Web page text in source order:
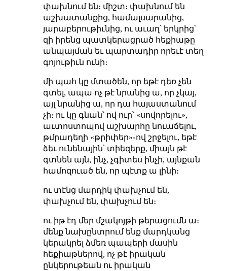
փախնում են։ միշտ։ փախնում են
աշխատանքից, համալսարանից,
յարաբերութիւնից, ու աւաղ՝ երկրից՝
զի իրենց պատկերացրած հեքիաթը
անպայման եւ պարտադիր որեւէ տեղ
գոյութիւն ունի։
մի պահ կը մտածեն, որ եթէ դեռ չեն
գտել, ապա ոչ թէ նրանից ա, որ չկայ,
այլ նրանից ա, որ դա հայաստանում
չի։ ու կը գնան՝ ով ուր՝ «սովորելու»,
աւտոստոպով աշխարհը նուաճելու,
թմրադեղի «թրիփեր»֊ով շրջելու, եթէ
ձեւ ունենային՝ տիեզերք, միայն թէ
գտնեն այն, ինչ, չգիտես ինչի, այնքան
համոզուած են, որ պէտք ա լինի։
ու տէնց մարդիկ փախչում են,
փախչում են, փախչում են։
ու իթ էդ մեր մշակոյթի թերացումն ա։
մենք նախընտրում ենք մարդկանց
կերակրել ձմեռ պապերի մասին
հեքիաթներով, ոչ թէ իրական
ընկերութեան ու իրական